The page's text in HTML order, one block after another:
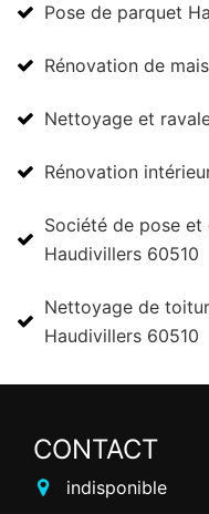
Pose de parquet
Rénovation de
Nettoyage et
Rénovation
Société de pose
Haudivillers 60510
Nettoyage de
Haudivillers 60510
CONTACT
indisponible